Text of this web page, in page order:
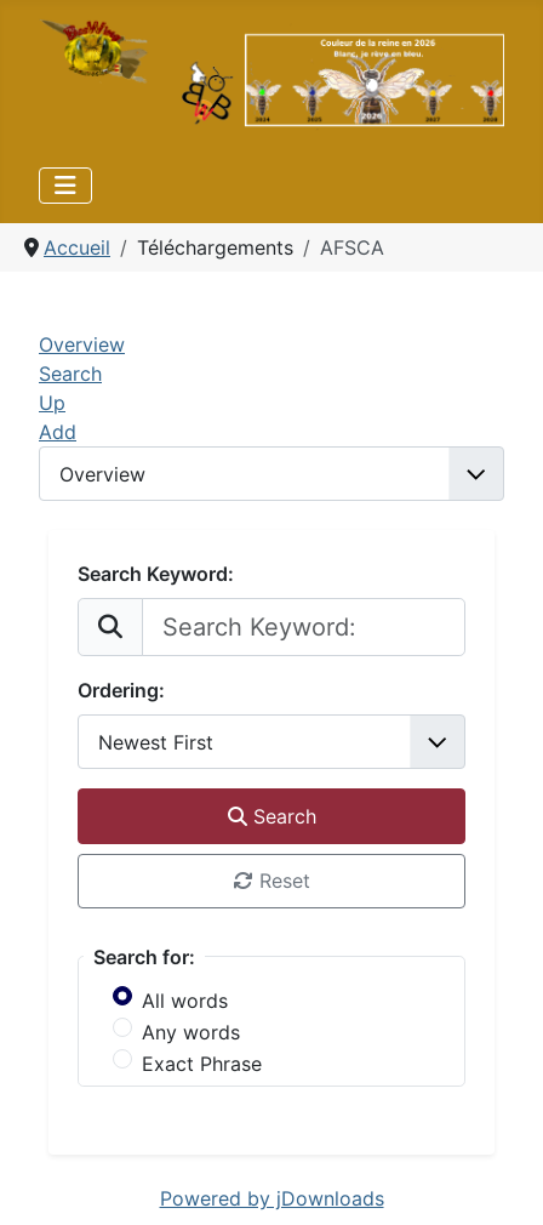
Accueil Téléchargements AFSCA
Overview
Search
Up
Add
Search Keyword:
Ordering:
Search
Reset
Search for:
All words
Any words
Exact Phrase
Powered by jDownloads